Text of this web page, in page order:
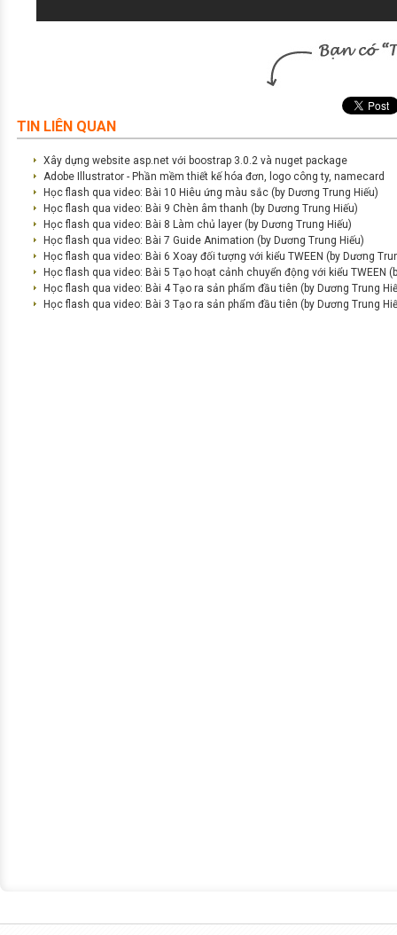
TIN LIÊN QUAN
Xây dựng website asp.net với boostrap 3.0.2 và nuget package
Adobe Illustrator - Phần mềm thiết kế hóa đơn, logo công ty, namecard
Học flash qua video: Bài 10 Hiêu ứng màu sắc (by Dương Trung Hiếu)
Học flash qua video: Bài 9 Chèn âm thanh (by Dương Trung Hiếu)
Học flash qua video: Bài 8 Làm chủ layer (by Dương Trung Hiếu)
Học flash qua video: Bài 7 Guide Animation (by Dương Trung Hiếu)
Học flash qua video: Bài 6 Xoay đối tượng với kiểu TWEEN (by Dương
Học flash qua video: Bài 5 Tạo hoạt cảnh chuyển động với kiểu TWEEN
Học flash qua video: Bài 4 Tạo ra sản phẩm đầu tiên (by Dương Trung
Học flash qua video: Bài 3 Tạo ra sản phẩm đầu tiên (by Dương Trung